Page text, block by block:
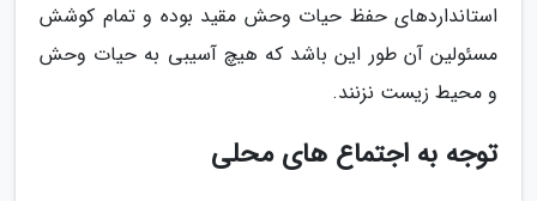
استانداردهای حفظ حیات وحش مقید بوده و تمام کوشش
مسئولین آن طور این باشد که هیچ آسیبی به حیات وحش
و محیط زیست نزنند.
توجه به اجتماع های محلی